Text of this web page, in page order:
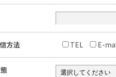
方法 TEL E-